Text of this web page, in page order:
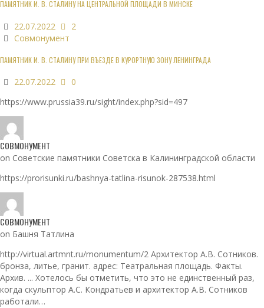
ПАМЯТНИК И. В. СТАЛИНУ НА ЦЕНТРАЛЬНОЙ ПЛОЩАДИ В МИНСКЕ
22.07.2022
2
Совмонумент
ПАМЯТНИК И. В. СТАЛИНУ ПРИ ВЪЕЗДЕ В КУРОРТНУЮ ЗОНУ ЛЕНИНГРАДА
22.07.2022
0
https://www.prussia39.ru/sight/index.php?sid=497
СОВМОНУМЕНТ
on Советские памятники Советска в Калининградской области
https://prorisunki.ru/bashnya-tatlina-risunok-287538.html
СОВМОНУМЕНТ
on Башня Татлина
http://virtual.artmnt.ru/monumentum/2 Архитектор А.В. Сотников.
бронза, литье, гранит. адрес: Театральная площадь. Факты.
Архив. ... Хотелось бы отметить, что это не единственный раз,
когда скульптор А.С. Кондратьев и архитектор А.В. Сотников
работали…